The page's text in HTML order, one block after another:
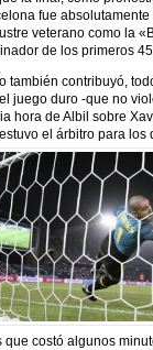
fue
veterano como la
de los primeros
también contribuyó,
juego duro -que no
hora de Albil sobre
el árbitro para
que costó algunos